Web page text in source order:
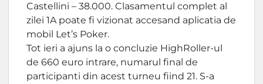
Castellini – 38.000. Clasamentul complet al
zilei 1A poate fi vizionat accesand aplicatia de
mobil Let’s Poker.
Tot ieri a ajuns la o concluzie HighRoller-ul
de 660 euro intrare, numarul final de
participanti din acest turneu fiind 21. S-a